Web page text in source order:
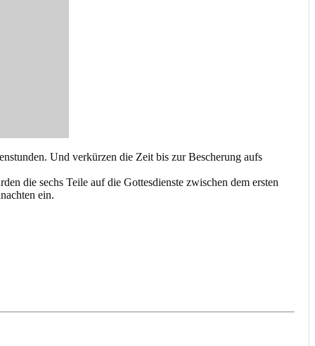
Und verkürzen die Zeit bis zur Bescherung aufs
die sechs Teile auf die Gottesdienste zwischen dem ersten
ein.